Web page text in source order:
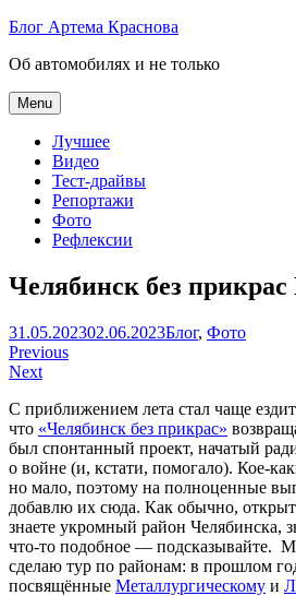
Skip
content
Блог Артема Краснова
Об автомобилях и не только
Menu
Лучшее
Видео
Тест-драйвы
Репортажи
Фото
Рефлексии
Челябинск без
Артем
Краснов
31.05.202302.06.2023Блог, Фото
Навигация
по
записям
Previous
Next
С приближением лета стал чаще
что «Челябинск без прикрас»
был спонтанный проект, начатый
о войне (и, кстати, помогало). Кое-
но мало, поэтому на полноценные
добавлю их сюда. Как обычно,
знаете укромный район Челябинска,
что-то подобное — подсказывайте.
сделаю тур по районам: в прошлом
посвящённые Металлургическому и